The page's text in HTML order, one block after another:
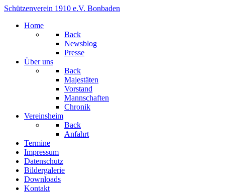
Schützenverein 1910 e.V. Bonbaden
Home
Back
Newsblog
Presse
Über uns
Back
Majestäten
Vorstand
Mannschaften
Chronik
Vereinsheim
Back
Anfahrt
Termine
Impressum
Datenschutz
Bildergalerie
Downloads
Kontakt